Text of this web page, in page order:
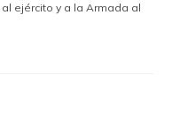
ejército y a la Armada al